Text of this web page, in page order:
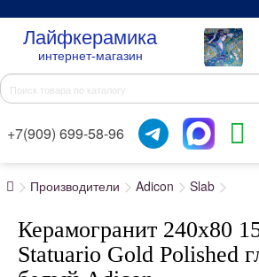
Лайфкерамика
интернет-магазин
+7(909) 699-58-96
Производители Adicon Slab
Керамогранит 240x80
Statuario Gold Polished